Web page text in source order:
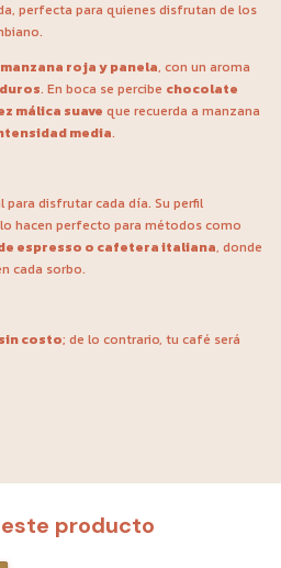
perfecta para quienes disfrutan de los
roja y panela, con un aroma
. En boca se percibe chocolate
málica suave que recuerda a manzana
media.
para disfrutar cada día. Su perfil
hacen perfecto para métodos como
espresso o cafetera italiana, donde
cada sorbo.
costo; de lo contrario, tu café será
producto